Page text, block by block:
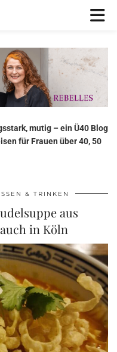
mutig – ein Ü40 Blog
für Frauen über 40, 50
& TRINKEN
aus
in Köln